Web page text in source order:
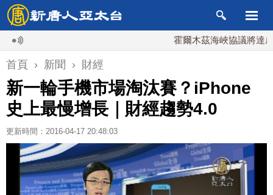
霍爾木茲海峽協議將達成？伊
首頁 › 新聞 › 財經
新一輪手機市場淘汰賽？iPhone
史上最慢增長｜財經趨勢4.0
更新時間：2016-04-17 20:48:03